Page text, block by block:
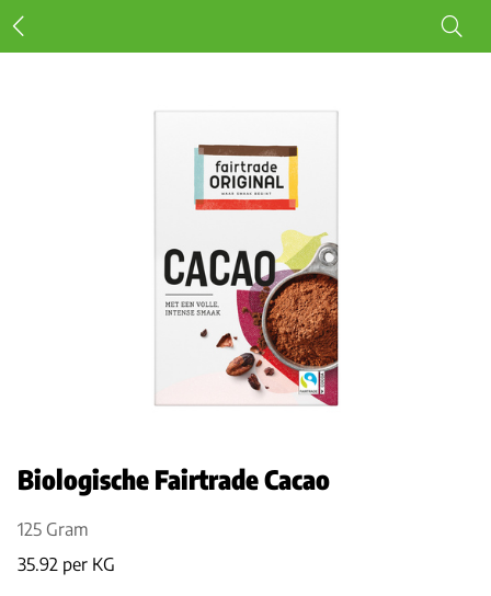
Biologische Fairtrade Cacao
125 Gram
35.92 per KG